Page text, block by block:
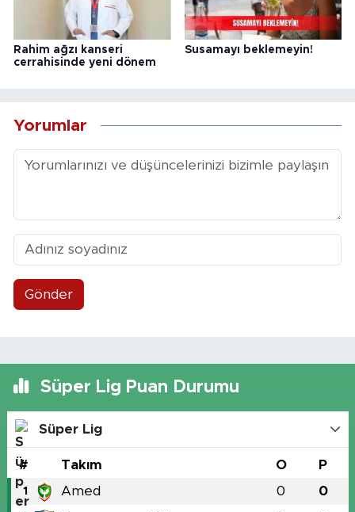
Rahim ağzı kanseri
cerrahisinde yeni dönem
Susamayı beklemeyin!
Yorumlar
Gönder
Süper Lig Puan Durumu
Süper Lig
# Takım O P
1 Amed 0 0